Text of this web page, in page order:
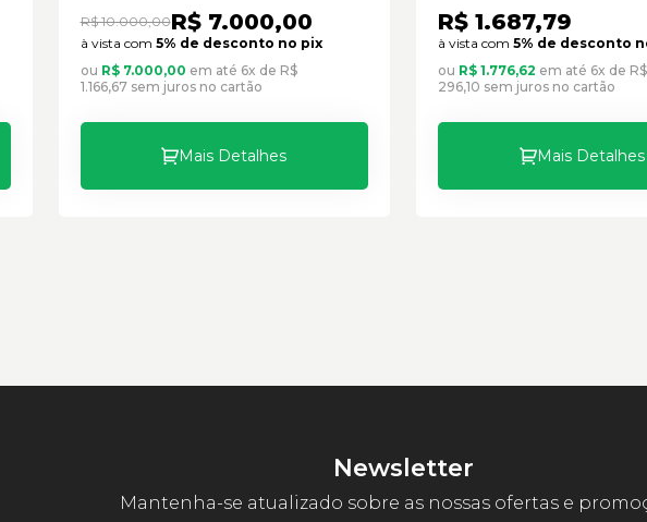
R$ 10.000,00R$ 7.000,00
à vista com 5% de desconto no pix
ou R$ 7.000,00 em até 6x de R$
1.166,67 sem juros no cartão
Mais Detalhes
Novo
R$ 1.687,79
à vista com 5% de desconto
ou R$ 1.776,62 em até 6x de R$
296,10 sem juros no cartão
Mais Detalhes
Newsletter
Mantenha-se atualizado sobre as nossas ofertas e